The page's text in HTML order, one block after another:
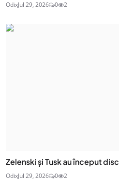
OdixJul 29, 2026 0 2
Zelenski și Tusk au început
OdixJul 29, 2026 0 2